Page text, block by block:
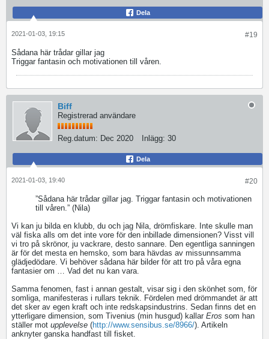
Dela
#19
2021-01-03, 19:15
Sådana här trådar gillar jag
Triggar fantasin och motivationen till våren.
Biff
Registrerad användare
Reg.datum: Dec 2020 Inlägg: 30
Dela
#20
2021-01-03, 19:40
”Sådana här trådar gillar jag. Triggar fantasin och motivationen
till våren.” (Nila)
Vi kan ju bilda en klubb, du och jag Nila, drömfiskare. Inte skulle man
väl fiska alls om det inte vore för den inbillade dimensionen? Visst vill
vi tro på skrönor, ju vackrare, desto sannare. Den egentliga sanningen
är för det mesta en hemsko, som bara hävdas av missunnsamma
glädjedödare. Vi behöver sådana här bilder för att tro på våra egna
fantasier om … Vad det nu kan vara.
Samma fenomen, fast i annan gestalt, visar sig i den skönhet som, för
somliga, manifesteras i rullars teknik. Fördelen med drömmandet är att
det sker av egen kraft och inte redskapsindustrins. Sedan finns det en
ytterligare dimension, som Tivenius (min husgud) kallar Eros som han
ställer mot upplevelse (http://www.sensibus.se/8966/). Artikeln
anknyter ganska handfast till fisket.